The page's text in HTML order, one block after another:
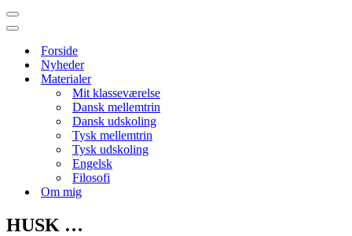
Navigation
menu
Navigation
Forside
Nyheder
Materialer
Mit klasseværelse
Dansk mellemtrin
Dansk udskoling
Tysk mellemtrin
Tysk udskoling
Engelsk
Filosofi
Om mig
HUSK …